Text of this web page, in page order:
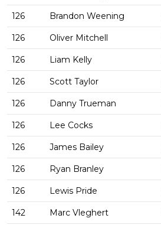
126 Brandon Weening
126 Oliver Mitchell
126 Liam Kelly
126 Scott Taylor
126 Danny Trueman
126 Lee Cocks
126 James Bailey
126 Ryan Branley
126 Lewis Pride
142 Marc Vleghert